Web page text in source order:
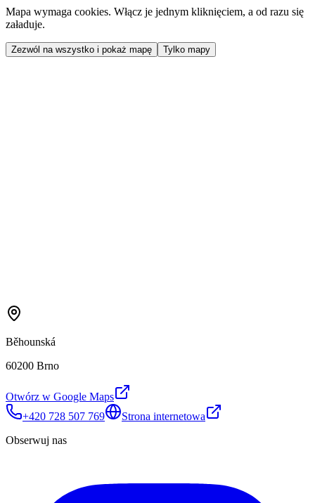
Mapa wymaga cookies. Włącz je jednym kliknięciem, a od razu się
załaduje.
Zezwól na wszystko i pokaż mapę Tylko mapy
Běhounská
60200 Brno
Otwórz w Google Maps
+420 728 507 769
Strona internetowa
Obserwuj nas